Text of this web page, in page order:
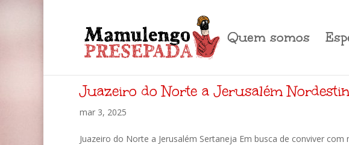
Quem somos
Juazeiro do Norte a Jerusalém
mar 3, 2025
Juazeiro do Norte a Jerusalém Sertaneja Em busca de conviver